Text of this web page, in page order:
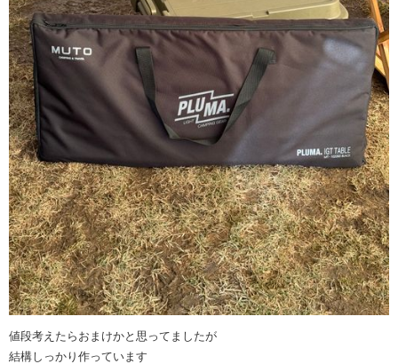
値段考えたらおまけかと思ってましたが
結構しっかり作っています